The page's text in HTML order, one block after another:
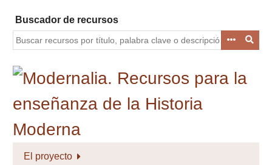
contenido
principal
Buscador de recursos
El proyecto